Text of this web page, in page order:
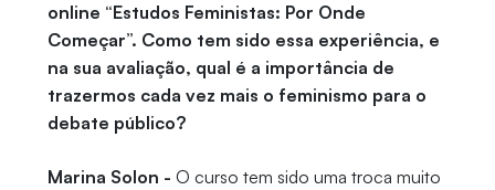
online “Estudos Feministas: Por Onde
Começar”. Como tem sido essa experiência, e
na sua avaliação, qual é a importância de
trazermos cada vez mais o feminismo para o
debate público?
Marina Solon - O curso tem sido uma troca muito